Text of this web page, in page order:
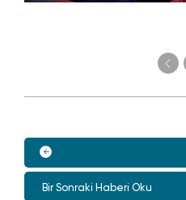
Bir Sonraki Haberi Oku